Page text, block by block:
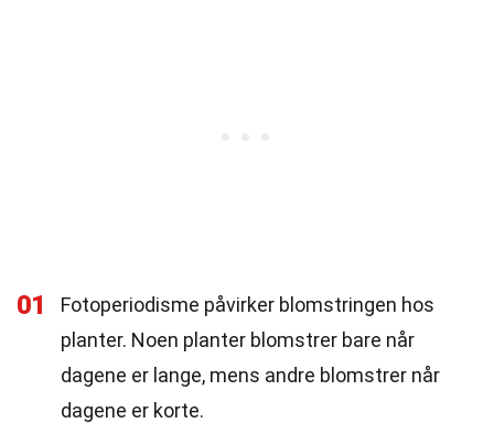
01
Fotoperiodisme påvirker blomstringen hos
planter. Noen planter blomstrer bare når
dagene er lange, mens andre blomstrer når
dagene er korte.